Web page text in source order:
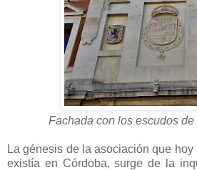
Fachada con los escudos
La génesis de la asociación que
existía en Córdoba, surge de la